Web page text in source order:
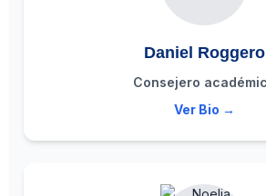
Daniel Roggero
Consejero
Ver Bio →